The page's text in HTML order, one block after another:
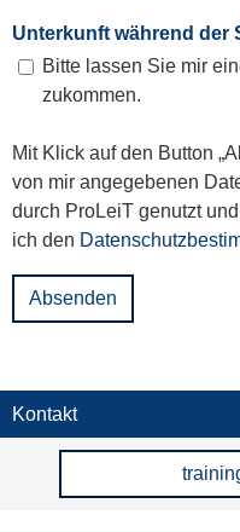
Unterkunft während der
Bitte lassen Sie mir
zukommen.
Mit Klick auf den Button
von mir angegebenen
durch ProLeiT genutzt
ich den
Kontakt